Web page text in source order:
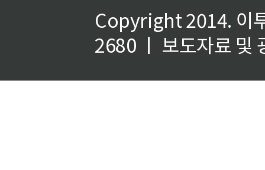
Copyright 2014. 이
2680 ㅣ 보도자료